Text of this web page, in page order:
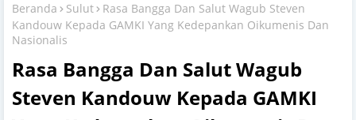
Beranda Sulut
Rasa Bangga Dan Salut Wagub Steven
Kandouw Kepada GAMKI Yang Kedepankan Oikumenis Dan
Nasionalis
Rasa Bangga Dan Salut Wagub
Steven Kandouw Kepada GAMKI